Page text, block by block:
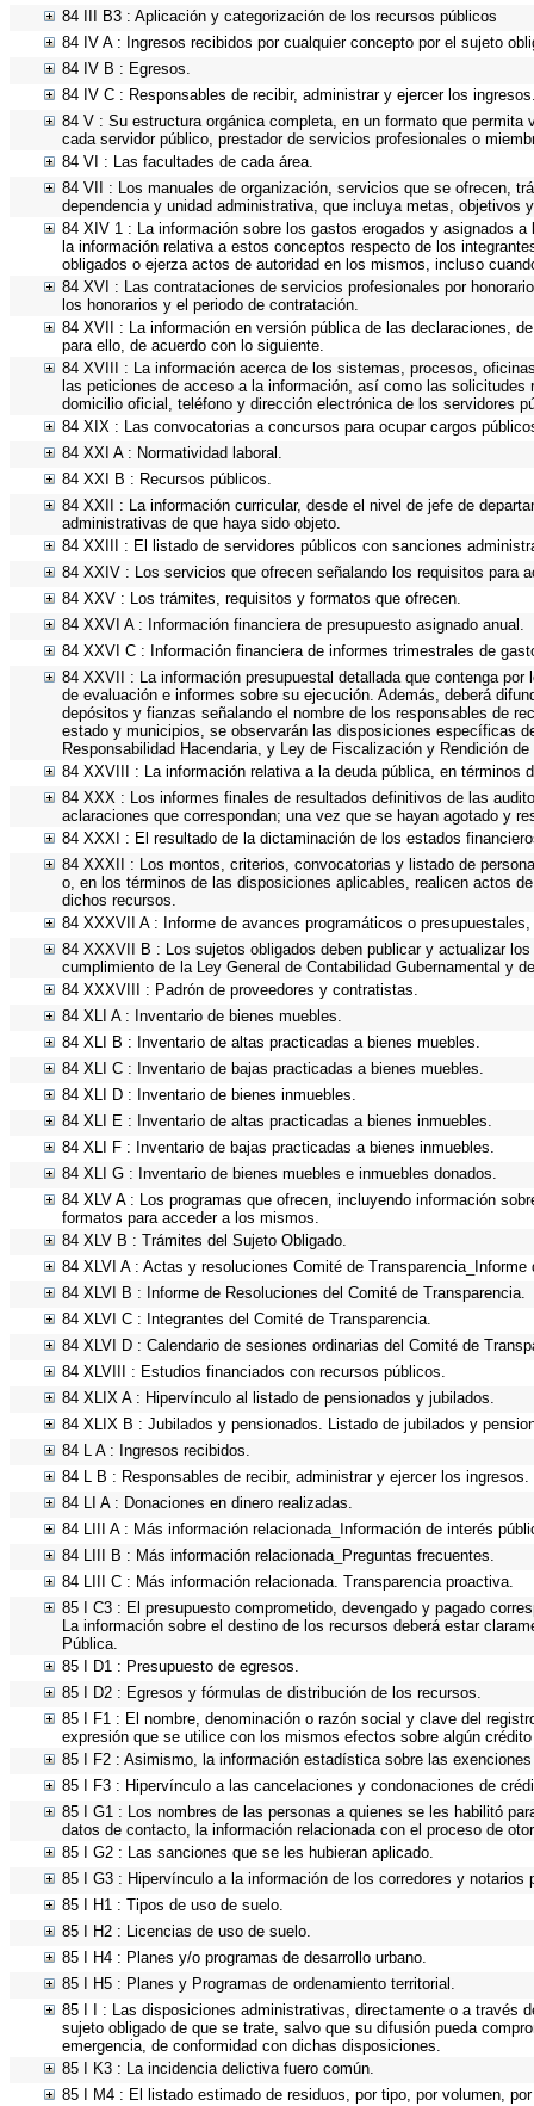
84 III B3 : Aplicación y categorización de los recursos públicos
84 IV A : Ingresos recibidos por cualquier concepto por el sujeto
84 IV B : Egresos.
84 IV C : Responsables de recibir, administrar y ejercer los
84 V : Su estructura orgánica completa, en un formato que
cada servidor público, prestador de servicios profesionales o
84 VI : Las facultades de cada área.
84 VII : Los manuales de organización, servicios que se ofrecen,
dependencia y unidad administrativa, que incluya metas, objetivos
84 XIV 1 : La información sobre los gastos erogados y asignados
la información relativa a estos conceptos respecto de los
obligados o ejerza actos de autoridad en los mismos, incluso
84 XVI : Las contrataciones de servicios profesionales por
los honorarios y el periodo de contratación.
84 XVII : La información en versión pública de las declaraciones,
para ello, de acuerdo con lo siguiente.
84 XVIII : La información acerca de los sistemas, procesos,
las peticiones de acceso a la información, así como las
domicilio oficial, teléfono y dirección electrónica de los servidores
84 XIX : Las convocatorias a concursos para ocupar cargos
84 XXI A : Normatividad laboral.
84 XXI B : Recursos públicos.
84 XXII : La información curricular, desde el nivel de jefe de
administrativas de que haya sido objeto.
84 XXIII : El listado de servidores públicos con sanciones
84 XXIV : Los servicios que ofrecen señalando los requisitos para
84 XXV : Los trámites, requisitos y formatos que ofrecen.
84 XXVI A : Información financiera de presupuesto asignado anual.
84 XXVI C : Información financiera de informes trimestrales de
84 XXVII : La información presupuestal detallada que contenga
de evaluación e informes sobre su ejecución. Además, deberá
depósitos y fianzas señalando el nombre de los responsables de
estado y municipios, se observarán las disposiciones específicas
Responsabilidad Hacendaria, y Ley de Fiscalización y Rendición
84 XXVIII : La información relativa a la deuda pública, en términos
84 XXX : Los informes finales de resultados definitivos de las
aclaraciones que correspondan; una vez que se hayan agotado y
84 XXXI : El resultado de la dictaminación de los estados
84 XXXII : Los montos, criterios, convocatorias y listado de
o, en los términos de las disposiciones aplicables, realicen actos
dichos recursos.
84 XXXVII A : Informe de avances programáticos o
84 XXXVII B : Los sujetos obligados deben publicar y actualizar
cumplimiento de la Ley General de Contabilidad Gubernamental y
84 XXXVIII : Padrón de proveedores y contratistas.
84 XLI A : Inventario de bienes muebles.
84 XLI B : Inventario de altas practicadas a bienes muebles.
84 XLI C : Inventario de bajas practicadas a bienes muebles.
84 XLI D : Inventario de bienes inmuebles.
84 XLI E : Inventario de altas practicadas a bienes inmuebles.
84 XLI F : Inventario de bajas practicadas a bienes inmuebles.
84 XLI G : Inventario de bienes muebles e inmuebles donados.
84 XLV A : Los programas que ofrecen, incluyendo información
formatos para acceder a los mismos.
84 XLV B : Trámites del Sujeto Obligado.
84 XLVI A : Actas y resoluciones Comité de
84 XLVI B : Informe de Resoluciones del Comité de Transparencia.
84 XLVI C : Integrantes del Comité de Transparencia.
84 XLVI D : Calendario de sesiones ordinarias del Comité de
84 XLVIII : Estudios financiados con recursos públicos.
84 XLIX A : Hipervínculo al listado de pensionados y jubilados.
84 XLIX B : Jubilados y pensionados. Listado de jubilados y
84 L A : Ingresos recibidos.
84 L B : Responsables de recibir, administrar y ejercer los ingresos.
84 LI A : Donaciones en dinero realizadas.
84 LIII A : Más información relacionada_Información de interés
84 LIII B : Más información relacionada_Preguntas frecuentes.
84 LIII C : Más información relacionada. Transparencia proactiva.
85 I C3 : El presupuesto comprometido, devengado y pagado
La información sobre el destino de los recursos deberá estar
Pública.
85 I D1 : Presupuesto de egresos.
85 I D2 : Egresos y fórmulas de distribución de los recursos.
85 I F1 : El nombre, denominación o razón social y clave del
expresión que se utilice con los mismos efectos sobre algún
85 I F2 : Asimismo, la información estadística sobre las
85 I F3 : Hipervínculo a las cancelaciones y condonaciones de
85 I G1 : Los nombres de las personas a quienes se les habilitó
datos de contacto, la información relacionada con el proceso de
85 I G2 : Las sanciones que se les hubieran aplicado.
85 I G3 : Hipervínculo a la información de los corredores y notarios
85 I H1 : Tipos de uso de suelo.
85 I H2 : Licencias de uso de suelo.
85 I H4 : Planes y/o programas de desarrollo urbano.
85 I H5 : Planes y Programas de ordenamiento territorial.
85 I I : Las disposiciones administrativas, directamente o a través
sujeto obligado de que se trate, salvo que su difusión pueda
emergencia, de conformidad con dichas disposiciones.
85 I K3 : La incidencia delictiva fuero común.
85 I M4 : El listado estimado de residuos, por tipo, por volumen,